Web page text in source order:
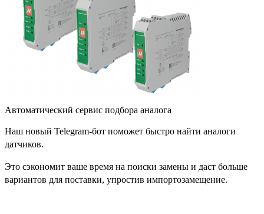
Автоматический сервис подбора аналога
Наш новый Telegram-бот поможет быстро найти аналоги
датчиков.
Это сэкономит ваше время на поиски замены и даст больше
вариантов для поставки, упростив импортозамещение.